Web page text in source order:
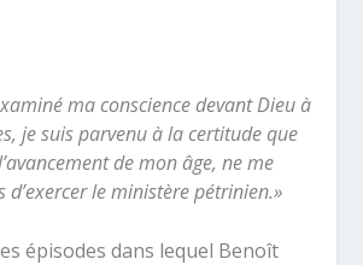
ma conscience devant Dieu à
je suis parvenu à la certitude que
de mon âge, ne me
le ministère pétrinien.»
épisodes dans lequel Benoît